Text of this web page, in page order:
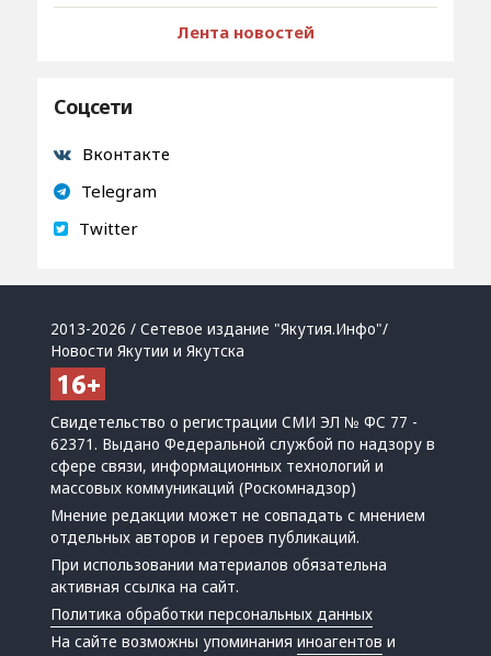
Лента новостей
Соцсети
Вконтакте
Telegram
Twitter
2013-2026 / Сетевое издание "Якутия.Инфо"/
Новости Якутии и Якутска
Свидетельство о регистрации СМИ ЭЛ № ФС 77 -
62371. Выдано Федеральной службой по надзору в
сфере связи, информационных технологий и
массовых коммуникаций (Роскомнадзор)
Мнение редакции может не совпадать с мнением
отдельных авторов и героев публикаций.
При использовании материалов обязательна
активная ссылка на сайт.
Политика обработки персональных данных
На сайте возможны упоминанияиноагентов и